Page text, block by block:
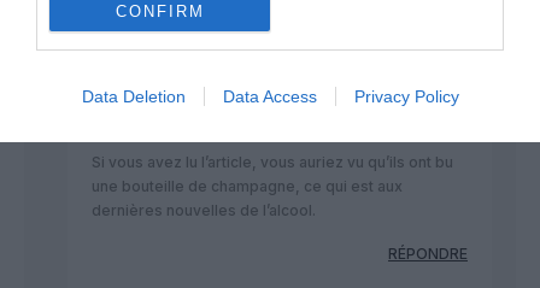
CONFIRM
Data Deletion Data Access Privacy Policy
MABa commenté :
6 décembre 2015 - 19
Si vous avez lu l’article, vous auriez vu qu’ils ont bu
une bouteille de champagne, ce qui est aux
dernières nouvelles de l’alcool.
RÉPONDRE